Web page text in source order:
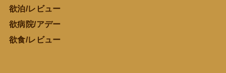
欲泊/レビュー
欲病院/アデー
欲食/レビュー